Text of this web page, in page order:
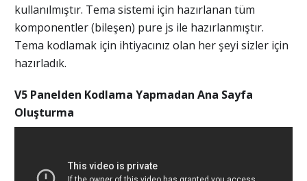
kullanılmıştır. Tema sistemi için hazırlanan tüm
komponentler (bileşen) pure js ile hazırlanmıştır.
Tema kodlamak için ihtiyacınız olan her şeyi sizler için
hazırladık.
V5 Panelden Kodlama Yapmadan Ana Sayfa
Oluşturma